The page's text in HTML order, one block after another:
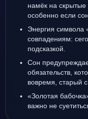
намёк на скрытые
особенно если
Энергия символа
совпадениям:
подсказкой.
Сон
обязательств,
вовремя, старый
«Золотая
важно не